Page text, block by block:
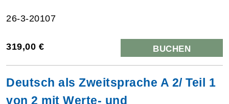
26-3-20107
319,00 € BUCHEN
Deutsch als Zweitsprache A 2/ Teil 1
von 2 mit Werte- und